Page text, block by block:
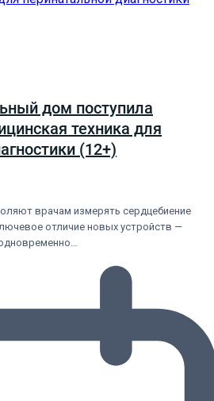
дом поступила
техника для
(12+)
врачам измерять сердцебиение
отличие новых устройств —